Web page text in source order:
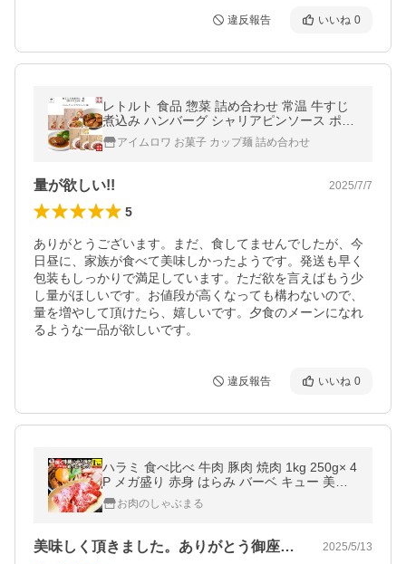
違反報告 いいね 0
レトルト 食品 惣菜 詰め合わせ 常温 牛すじ
煮込み ハンバーグ シャリアピンソース ポイ
ント消化
アイムロワ お菓子 カップ麺 詰め合わせ
量が欲しい!! 2025/7/7
5
ありがとうございます。まだ、食してませんでしたが、今
日昼に、家族が食べて美味しかったようです。発送も早く
包装もしっかりで満足しています。ただ欲を言えばもう少
し量がほしいです。お値段が高くなっても構わないので、
量を増やして頂けたら、嬉しいです。夕食のメーンになれ
るような一品が欲しいです。
違反報告 いいね 0
ハラミ 食べ比べ 牛肉 豚肉 焼肉 1kg 250g× 4
P メガ盛り 赤身 はらみ バーベ キュー 美味
しい 食品 ギフト プレゼント 女性 男 性 お祝
い 爆買
お肉のしゃぶまる
美味しく頂きました。ありがとう御座いま… 2025/5/13